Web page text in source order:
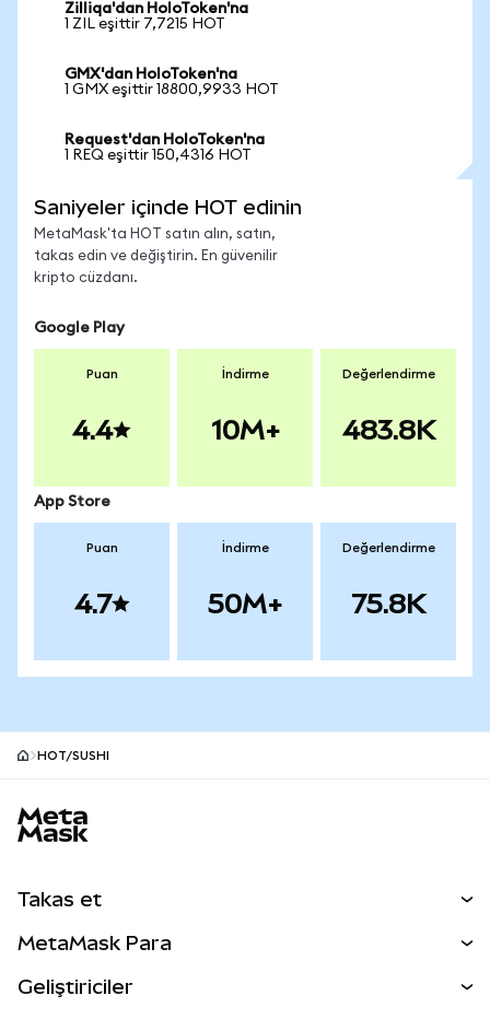
Zilliqa'dan HoloToken'na
1 ZIL eşittir 7,7215 HOT
GMX'dan HoloToken'na
1 GMX eşittir 18800,9933 HOT
Request'dan HoloToken'na
1 REQ eşittir 150,4316 HOT
Saniyeler içinde HOT edinin
MetaMask'ta HOT satın alın, satın,
takas edin ve değiştirin. En güvenilir
kripto cüzdanı.
Google Play
Puan
4.4
İndirme
10M+
Değerlendirme
483.8K
App Store
Puan
4.7
İndirme
50M+
Değerlendirme
75.8K
HOT/SUSHI
Takas et
Perps
MetaMask Para
Geliştiriciler